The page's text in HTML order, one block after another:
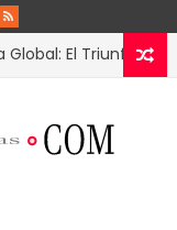
Triunfo de Fátima